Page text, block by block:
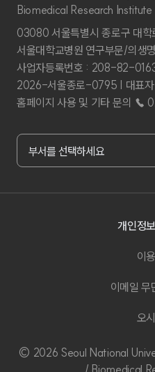
Biomedical Research Institute
03080 서울특별시 종로구 대학
서울대학교병원 연구부문/의생
사업자등록번호 : 208-82-
2026-서울종로-0795 | 대표자
홈페이지 사용 및 기타 문의
부서홈페이지 바로가기
부서를 선택하세요
개인정
이
이메일 무
오
© 2026 Seoul National
/ Biomedical